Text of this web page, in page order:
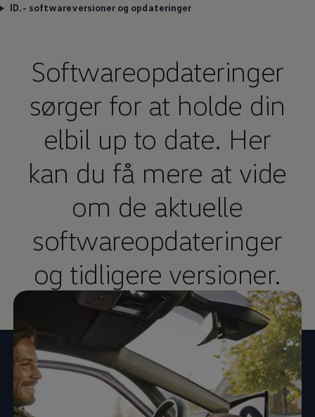
ID.- softwareversioner og opdateringer
Softwareopdateringer
sørger for at holde din
elbil up to date. Her
kan du få mere at vide
om de aktuelle
softwareopdateringer
og tidligere versioner.